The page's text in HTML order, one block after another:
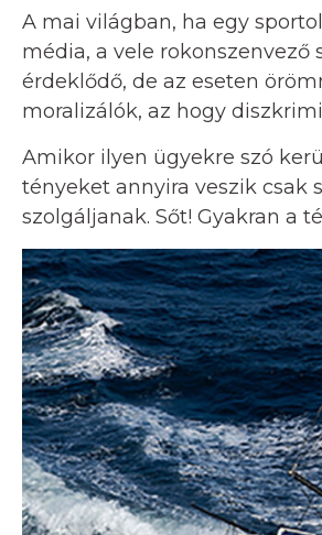
A mai világban, ha egy
média, a vele
érdeklődő, de az eseten
moralizálók, az hogy
Amikor ilyen ügyekre szó
tényeket annyira veszik csak
szolgáljanak. Sőt! Gyakran a